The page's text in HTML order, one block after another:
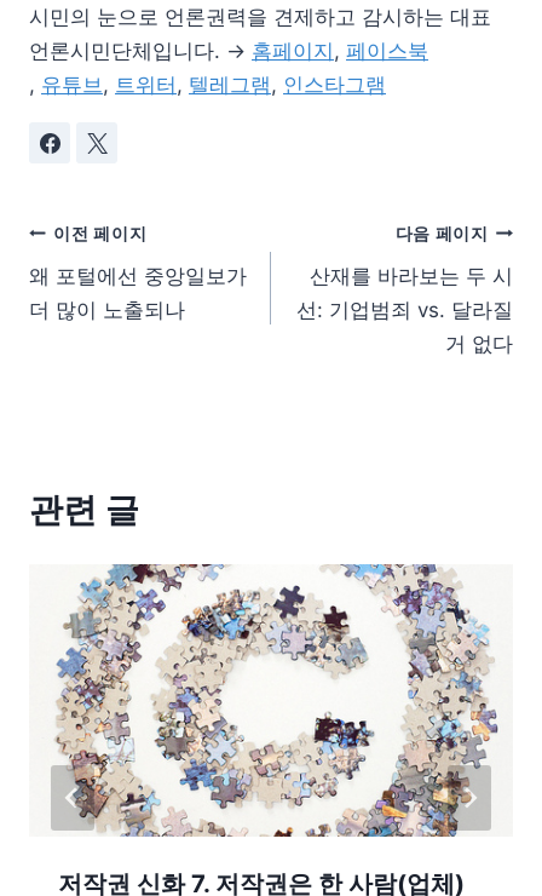
시민의 눈으로 언론권력을 견제하고 감시하는 대표
언론시민단체입니다. → 홈페이지 , 페이스북
, 유튜브, 트위터 , 텔레그램, 인스타그램
이전 페이지
왜 포털에선 중앙일보가
더 많이 노출되나
다음 페이지
산재를 바라보는 두 시
선: 기업범죄 vs. 달라질
거 없다
관련 글
저작권 신화 7. 저작권은 한 사람(업체)